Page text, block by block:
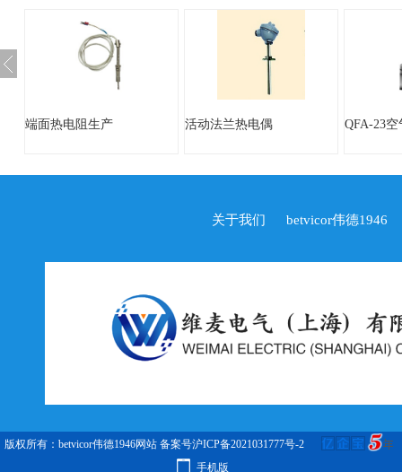
端面热电阻生产 活动法兰热电偶 QFA-23
关于我们 betvicor伟德1946
版权所有：betvicor伟德1946网站 备案号沪ICP备2021031777号-2
手机版